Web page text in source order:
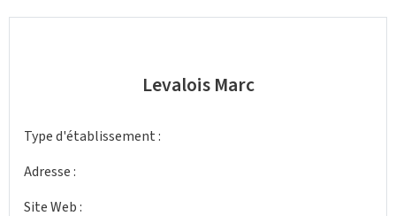
Levalois Marc
Type d'établissement :
Adresse :
Site Web :